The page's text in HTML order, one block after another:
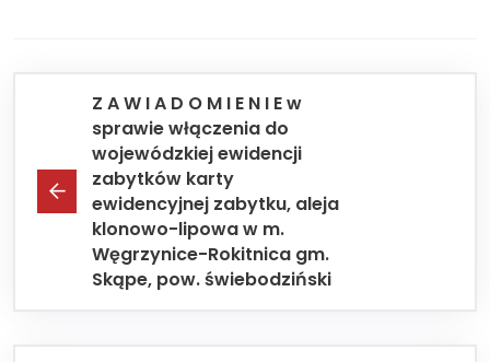
Z A W I A D O M I E N I E w
sprawie włączenia do
wojewódzkiej ewidencji
zabytków karty
ewidencyjnej zabytku, aleja
klonowo-lipowa w m.
Węgrzynice-Rokitnica gm.
Skąpe, pow. świebodziński